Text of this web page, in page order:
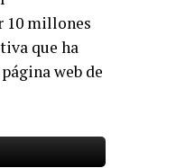
10 millones
que ha
web de